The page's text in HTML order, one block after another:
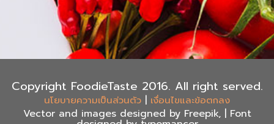
Copyright FoodieTaste 2016. All right served.
นโยบายความเป็นส่วนตัว | เงื่อนไขและข้อตกลง
Vector and images designed by Freepik, | Font